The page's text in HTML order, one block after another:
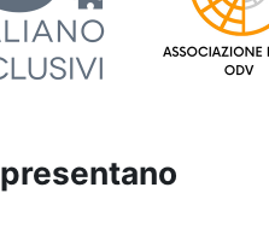
presentano